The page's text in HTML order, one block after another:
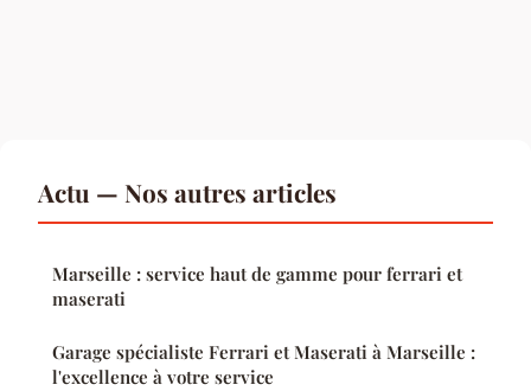
Actu — Nos autres articles
Marseille : service haut de gamme pour ferrari et
maserati
Garage spécialiste Ferrari et Maserati à Marseille :
l'excellence à votre service